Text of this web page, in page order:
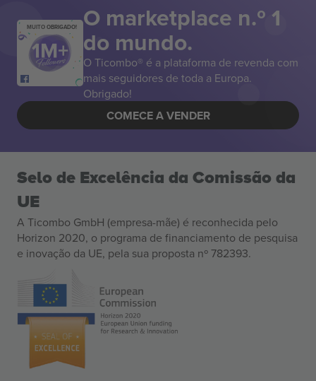
MUITO OBRIGADO! O marketplace n.º 1
do mundo.
O Ticombo® é a plataforma de revenda com
mais seguidores de toda a Europa.
Obrigado!
COMECE A VENDER
Selo de Excelência da Comissão da
UE
A Ticombo GmbH (empresa-mãe) é reconhecida pelo
Horizon 2020, o programa de financiamento de pesquisa
e inovação da UE, pela sua proposta nº 782393.